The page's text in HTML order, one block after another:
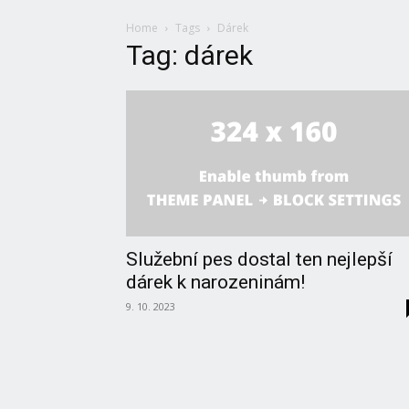
Home Tags Dárek
Tag: dárek
Služební pes dostal ten nejlepší
dárek k narozeninám!
9. 10. 2023